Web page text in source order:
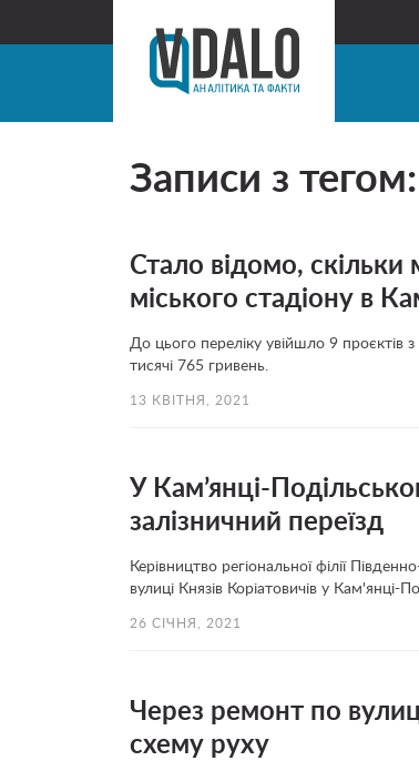
Записи з тегом:
Стало відомо, скільки
міського стадіону в
До цього переліку увійшло 9 проєктів
тисячі 765 гривень.
13 КВІТНЯ, 2021
У Кам’янці-
залізничний переїзд
Керівництво регіональної філії
вулиці Князів Коріатовичів у Кам'янці-
26 СІЧНЯ, 2021
Через ремонт по
схему руху